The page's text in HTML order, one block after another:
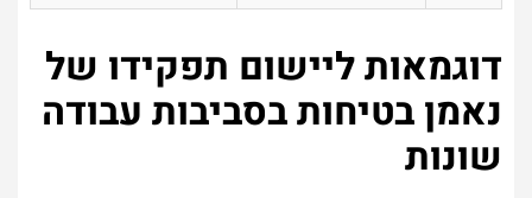
דוגמאות ליישום תפקידו של
נאמן בטיחות בסביבות עבודה
שונות